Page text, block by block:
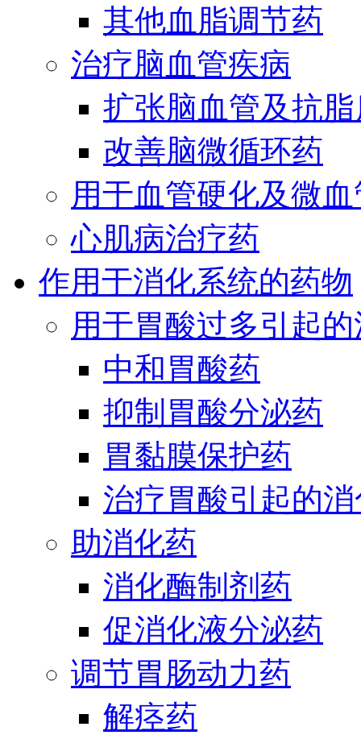
其他血脂调节药
治疗脑血管疾病
扩张脑血管及抗
改善脑微循环药
用于血管硬化及微
心肌病治疗药
作用于消化系统的药物
用于胃酸过多引起
中和胃酸药
抑制胃酸分泌药
胃黏膜保护药
治疗胃酸引起的
助消化药
消化酶制剂药
促消化液分泌药
调节胃肠动力药
解痉药